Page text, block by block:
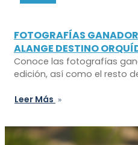
FOTOGRAFÍAS
ALANGE DESTINO
Conoce las fotografías
edición, así como el resto
Leer Más